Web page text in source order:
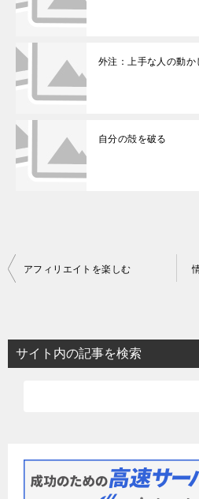
外注：上手な人の動か
自分の殻を破る
投
ビ
ゲ
アフィリエイトを楽しむ
サイト内の記事を検索